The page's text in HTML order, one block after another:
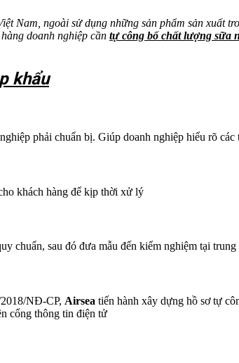
Nam, ngoài sử dụng những sản phẩm sản xuất
doanh nghiệp cần tự công bố chất lượng sữa
khẩu
phải chuẩn bị. Giúp doanh nghiệp hiểu rõ
khách hàng để kịp thời xử lý
chuẩn, sau đó đưa mẫu đến kiểm nghiệm tại
NĐ-CP, Airsea tiến hành xây dựng hồ sơ tự
cổng thông tin điện tử